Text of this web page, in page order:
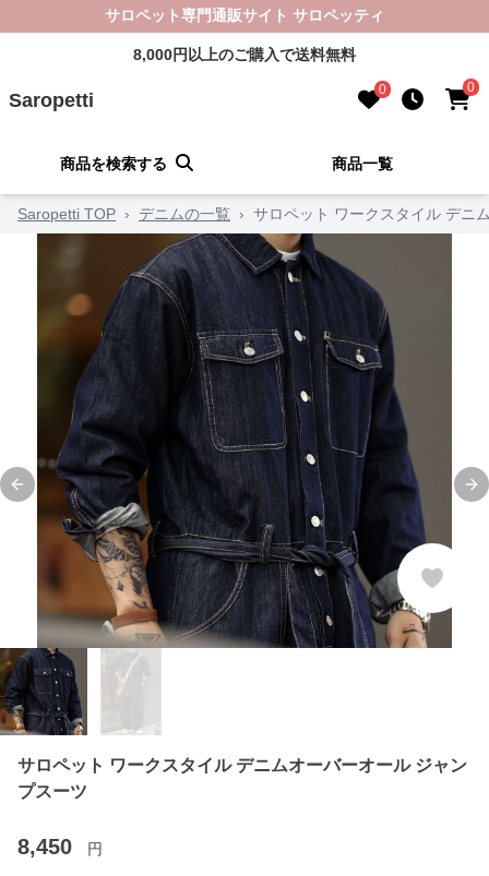
サロペット専門通販サイト サロペッティ
8,000円以上のご購入で送料無料
Saropetti 0 0
商品を検索する 商品一覧
Saropetti TOP › デニムの一覧 › サロペット ワークスタイル デニ
Previous slide
サロペット ワークスタイル デニムオーバーオール ジャン
プスーツ
8,450 円